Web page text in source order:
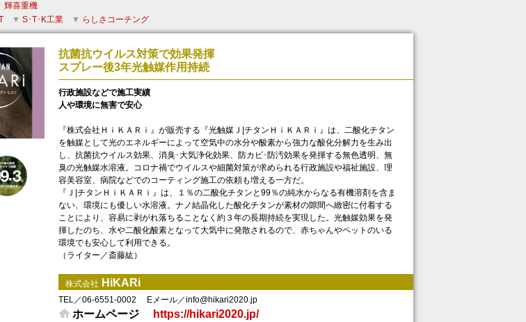
輝喜重機
▼ S･T･K工業 ▼ らしさコーチング
抗菌抗ウイルス対策で効果発揮
スプレー後3年光触媒作用持続
行政施設などで施工実績
人や環境に無害で安心
『株式会社ＨｉＫＡＲｉ』が販売する『光触媒Ｊ|チタンＨｉＫＡＲｉ』は、二酸化チタン
を触媒として光のエネルギーによって空気中の水分や酸素から強力な酸化分解力を生み出
し、抗菌抗ウイルス効果、消臭･大気浄化効果、防カビ･防汚効果を発揮する無色透明、無
臭の光触媒水溶液。コロナ禍でウイルスや細菌対策が求められる行政施設や福祉施設、理
容美容室、病院などでのコーティング施工の依頼も増える一方だ。
『Ｊ|チタンＨｉＫＡＲｉ』は、１％の二酸化チタンと99％の純水からなる有機溶剤を含ま
ない、環境にも優しい水溶液。ナノ結晶化した酸化チタンが素材の隙間へ緻密に付着する
ことにより、容易に剥がれ落ちることなく約３年の長期持続を実現した。光触媒効果を発
揮したのち、水や二酸化酸素となって大気中に発散されるので、赤ちゃんやペットのいる
環境でも安心して利用できる。
（ライター／斎藤紘）
株式会社 HiKARi
TEL／06-6551-0002 Eメール／info@hikari2020.jp
ホームページ https://hikari2020.jp/